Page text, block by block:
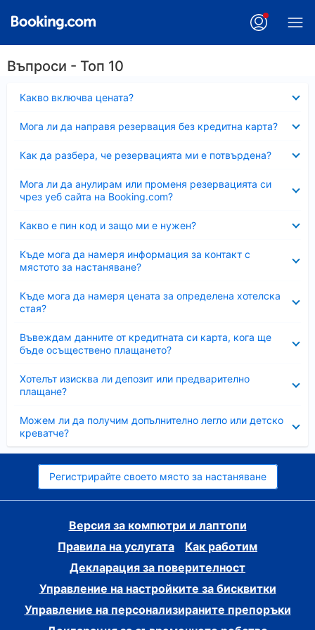
Въпроси - Топ 10
Какво включва цената?
Мога ли да направя резервация без кредитна карта?
Как да разбера, че резервацията ми е потвърдена?
Мога ли да анулирам или променя резервацията си
чрез уеб сайта на Booking.com?
Какво е пин код и защо ми е нужен?
Къде мога да намеря информация за контакт с
мястото за настаняване?
Къде мога да намеря цената за определена хотелска
стая?
Въвеждам данните от кредитната си карта, кога ще
бъде осъществено плащането?
Хотелът изисква ли депозит или предварително
плащане?
Можем ли да получим допълнително легло или детско
креватче?
Регистрирайте своето място за настаняване
Версия за компютри и лаптопи
Правила на услугата
Как работим
Декларация за поверителност
Управление на настройките за бисквитки
Управление на персонализираните препоръки